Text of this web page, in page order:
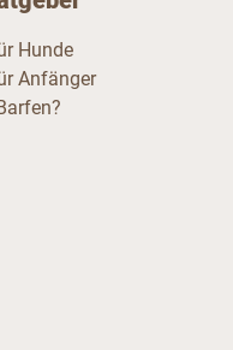
Hunde
Anfänger